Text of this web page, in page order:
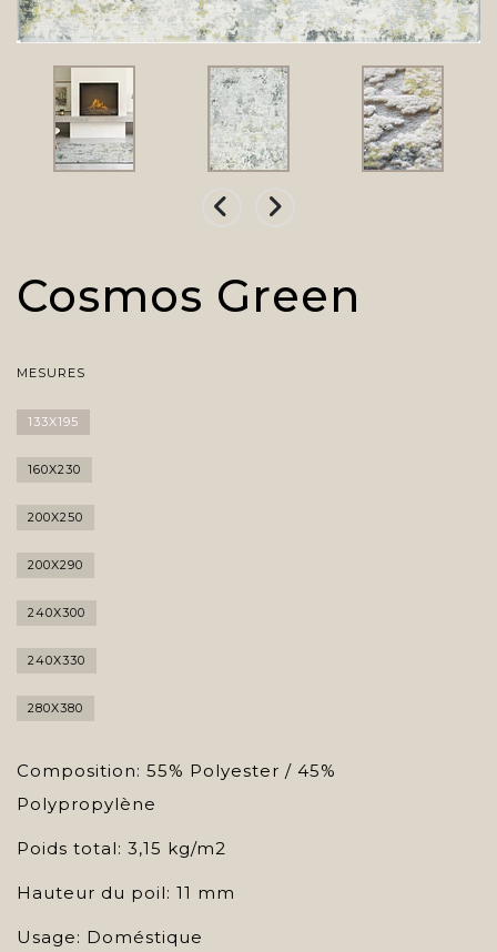
Cosmos Green
MESURES
133X195
160X230
200X250
200X290
240X300
240X330
280X380
Composition: 55% Polyester / 45%
Polypropylène
Poids total: 3,15 kg/m2
Hauteur du poil: 11 mm
Usage: Doméstique